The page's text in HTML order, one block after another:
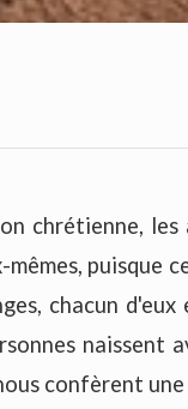
chrétienne,
mêmes,
chacun
naissent
confèrent